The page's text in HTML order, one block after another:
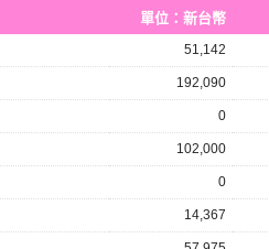
單位：新台幣
51,142
192,090
0
102,000
0
14,367